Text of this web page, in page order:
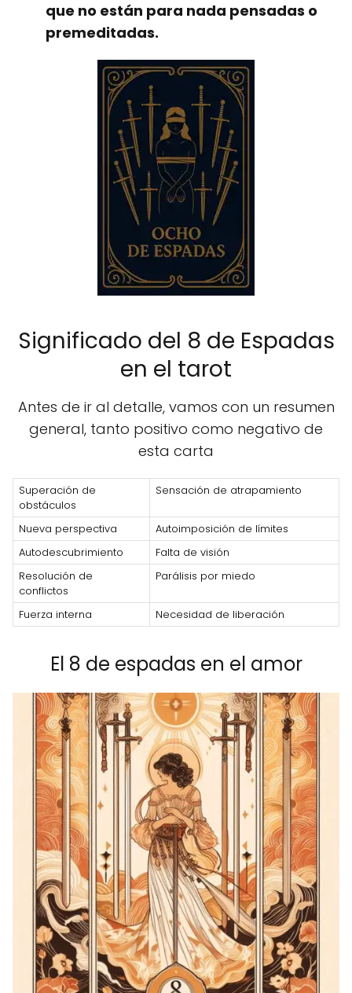
que no están para nada pensadas o
premeditadas.
Significado del 8 de Espadas
en el tarot
Antes de ir al detalle, vamos con un resumen
general, tanto positivo como negativo de
esta carta
Superación de
obstáculos
Sensación de atrapamiento
Nueva perspectiva
Autoimposición de límites
Autodescubrimiento
Falta de visión
Resolución de
conflictos
Parálisis por miedo
Fuerza interna Necesidad de liberación
El 8 de espadas en el amor